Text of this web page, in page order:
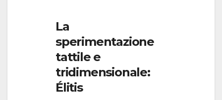
La
sperimentazione
tattile e
tridimensionale:
Élitis